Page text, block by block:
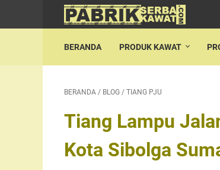
BERANDA PRODUK KAWAT
BERANDA / BLOG / TIANG PJU
Tiang Lampu
Kota Sibolga